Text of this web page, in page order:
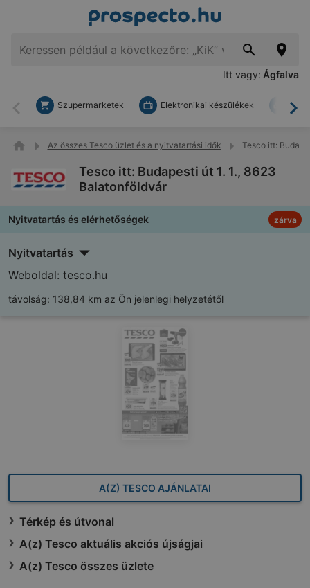
Itt vagy: Ágfalva
Vissza
Szupermarketek Elektronikai készülékek
Az összes Tesco üzlet és a nyitvatartási idők Tesco itt:
Tesco itt: Budapesti út 1. 1., 8623
Balatonföldvár
Nyitvatartás és elérhetőségek zárva
Nyitvatartás
Weboldal: tesco.hu
távolság: 138,84 km az Ön jelenlegi helyzetétől
A(Z) TESCO AJÁNLATAI
Térkép és útvonal
A(z) Tesco aktuális akciós újságjai
A(z) Tesco összes üzlete